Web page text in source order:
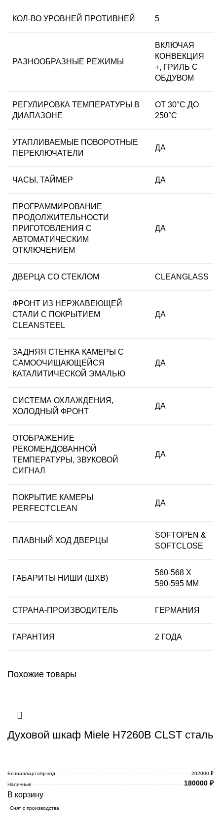
КОЛ-ВО УРОВНЕЙ ПРОТИВНЕЙ 5
РАЗНООБРАЗНЫЕ РЕЖИМЫ
ВКЛЮЧАЯ
КОНВЕКЦИЯ
+, ГРИЛЬ С
ОБДУВОМ
РЕГУЛИРОВКА ТЕМПЕРАТУРЫ В
ДИАПАЗОНЕ
ОТ 30°С ДО
250°С
УТАПЛИВАЕМЫЕ ПОВОРОТНЫЕ
ПЕРЕКЛЮЧАТЕЛИ
ДА
ЧАСЫ, ТАЙМЕР ДА
ПРОГРАММИРОВАНИЕ
ПРОДОЛЖИТЕЛЬНОСТИ
ПРИГОТОВЛЕНИЯ С
АВТОМАТИЧЕСКИМ
ОТКЛЮЧЕНИЕМ
ДА
ДВЕРЦА СО СТЕКЛОМ CLEANGLASS
ФРОНТ ИЗ НЕРЖАВЕЮЩЕЙ
СТАЛИ С ПОКРЫТИЕМ
CLEANSTEEL
ДА
ЗАДНЯЯ СТЕНКА КАМЕРЫ С
САМООЧИЩАЮЩЕЙСЯ
КАТАЛИТИЧЕСКОЙ ЭМАЛЬЮ
ДА
СИСТЕМА ОХЛАЖДЕНИЯ,
ХОЛОДНЫЙ ФРОНТ
ДА
ОТОБРАЖЕНИЕ
РЕКОМЕНДОВАННОЙ
ТЕМПЕРАТУРЫ, ЗВУКОВОЙ
СИГНАЛ
ДА
ПОКРЫТИЕ КАМЕРЫ
PERFECTCLEAN
ДА
ПЛАВНЫЙ ХОД ДВЕРЦЫ
SOFTOPEN &
SOFTCLOSE
ГАБАРИТЫ НИШИ (ШХВ)
560-568 Х
590-595 ММ
СТРАНА-ПРОИЗВОДИТЕЛЬ ГЕРМАНИЯ
ГАРАНТИЯ 2 ГОДА
Похожие товары
Духовой шкаф Miele H7260B CLST сталь
Безнал/карта/qr-код
202000 ₽
Наличные
180000 ₽
В корзину
Снят с производства